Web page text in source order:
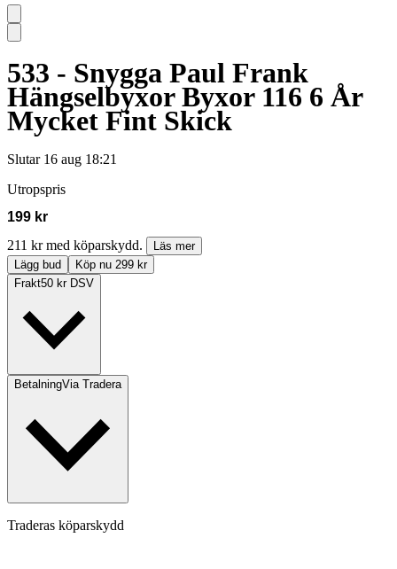
533 - Snygga Paul Frank
Hängselbyxor Byxor 116 6 År
Mycket Fint Skick
Slutar 16 aug 18:21
Utropspris
199 kr
211 kr med köparskydd.
Läs mer
Lägg bud
Köp nu 299 kr
Frakt50 kr DSV
BetalningVia Tradera
Traderas köparskydd